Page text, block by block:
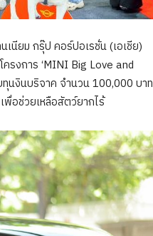
นียม กรุ๊ป คอร์ปอเรชั่น (เอเชีย)
รงการ ‘MINI Big Love and
นงินบริจาค จำนวน 100,000 บาท
อช่วยเหลือสัตว์ยากไร้